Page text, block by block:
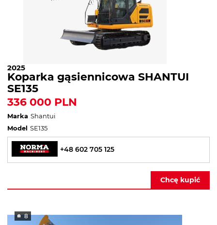
2025
Koparka gąsiennicowa SHANTUI
SE135
336 000 PLN
Marka Shantui
Model SE135
+48 602 705 125
Chcę kupić
8